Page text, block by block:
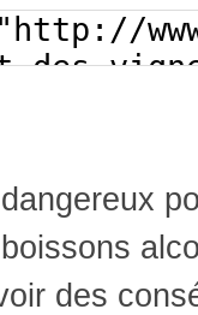
des